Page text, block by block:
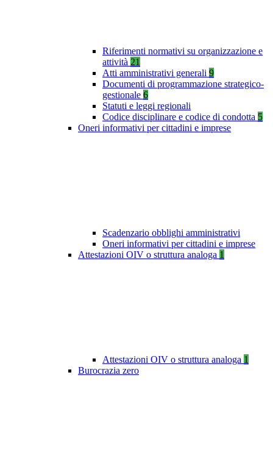
Riferimenti normativi su organizzazione e
attività 21
Atti amministrativi generali 9
Documenti di programmazione strategico-
gestionale 6
Statuti e leggi regionali
Codice disciplinare e codice di condotta 5
Oneri informativi per cittadini e imprese
Scadenzario obblighi amministrativi
Oneri informativi per cittadini e imprese
Attestazioni OIV o struttura analoga 1
Attestazioni OIV o struttura analoga 1
Burocrazia zero